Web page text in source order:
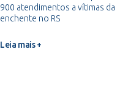
900 atendimentos a vítimas da
enchente no RS
Leia mais +